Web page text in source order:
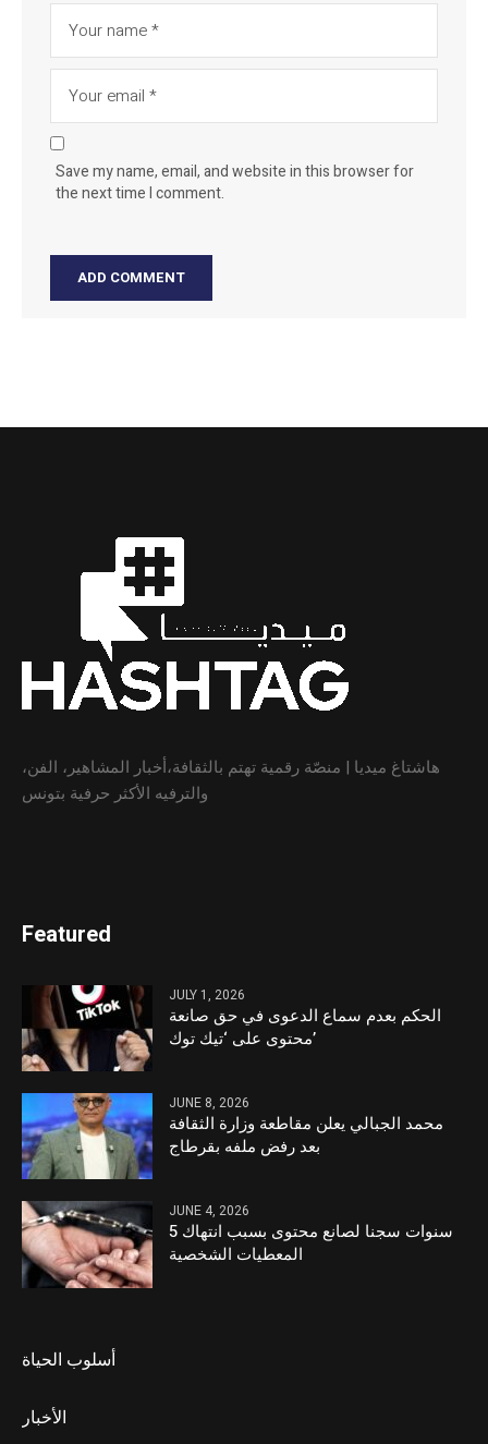
Save my name, email, and website in this browser for
the next time I comment.
هاشتاغ ميديا | منصّة رقمية تهتم بالثقافة،أخبار المشاهير، الفن،
والترفيه الأكثر حرفية بتونس
Featured
JULY 1, 2026
الحكم بعدم سماع الدعوى في حق صانعة
محتوى على ‘تيك توك’
JUNE 8, 2026
محمد الجبالي يعلن مقاطعة وزارة الثقافة
بعد رفض ملفه بقرطاج
JUNE 4, 2026
5 سنوات سجنا لصانع محتوى بسبب انتهاك
المعطيات الشخصية
أسلوب الحياة
الأخبار